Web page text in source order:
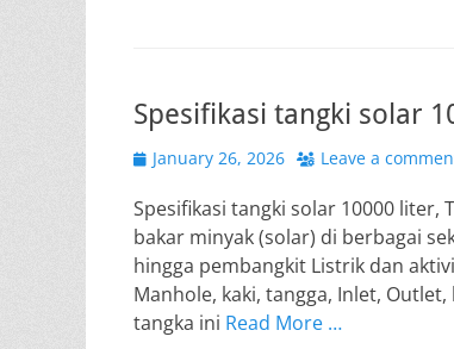
Spesifikasi tangki solar
Posted
January 26, 2026 Leave a
Spesifikasi tangki solar 10000
bakar minyak (solar) di berbagai
hingga pembangkit Listrik dan
Manhole, kaki, tangga, Inlet,
tangka ini Read More …